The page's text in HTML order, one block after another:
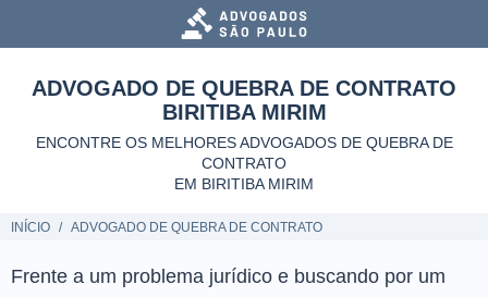
ADVOGADO DE QUEBRA DE CONTRATO
BIRITIBA MIRIM
ENCONTRE OS MELHORES ADVOGADOS DE QUEBRA DE
CONTRATO
EM BIRITIBA MIRIM
INÍCIO ADVOGADO DE QUEBRA DE CONTRATO
Frente a um problema jurídico e buscando por um